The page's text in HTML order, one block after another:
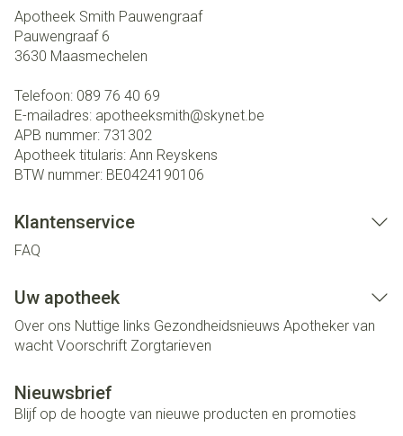
Apotheek Smith Pauwengraaf
Pauwengraaf 6
3630 Maasmechelen
Telefoon: 089 76 40 69
E-mailadres: apotheeksmith@skynet.be
APB nummer: 731302
Apotheek titularis: Ann Reyskens
BTW nummer: BE0424190106
Klantenservice
FAQ
Uw apotheek
Over ons Nuttige links Gezondheidsnieuws Apotheker van
wacht Voorschrift Zorgtarieven
Nieuwsbrief
Blijf op de hoogte van nieuwe producten en promoties